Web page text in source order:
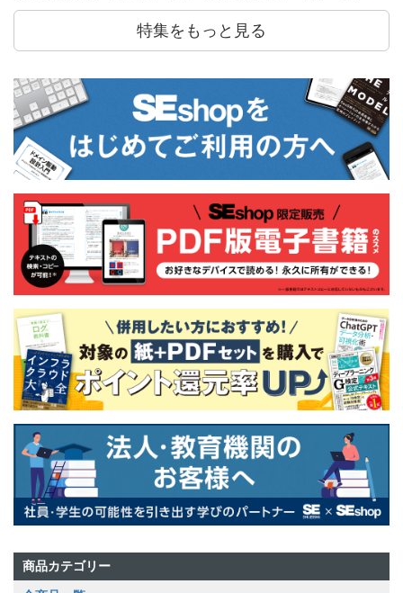
特集をもっと見る
商品カテゴリー